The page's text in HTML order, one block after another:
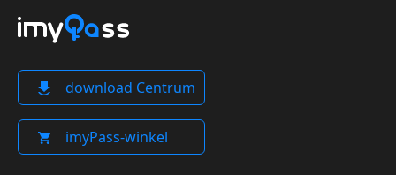
download Centrum
imyPass-winkel